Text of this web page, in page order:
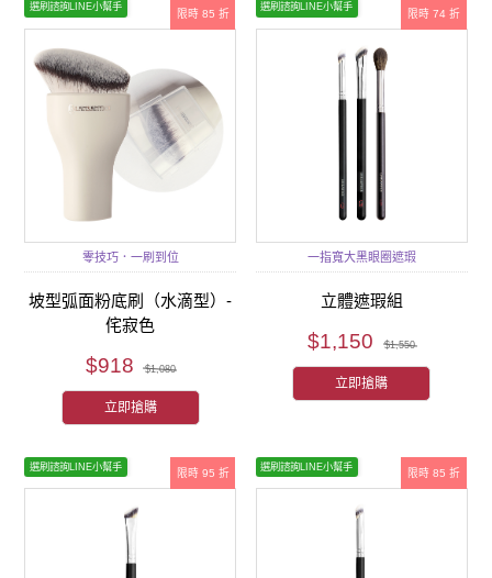
限時 85 折
選刷諮詢LINE小幫手
零技巧．一刷到位
坡型弧面粉底刷（水滴型）-
侘寂色
$918 $1,080
立即搶購
限時 74 折
選刷諮詢LINE小幫手
一指寬大黑眼圈遮瑕
立體遮瑕組
$1,150 $1,550
立即搶購
限時 95 折
選刷諮詢LINE小幫手
限時 85 折
選刷諮詢LINE小幫手